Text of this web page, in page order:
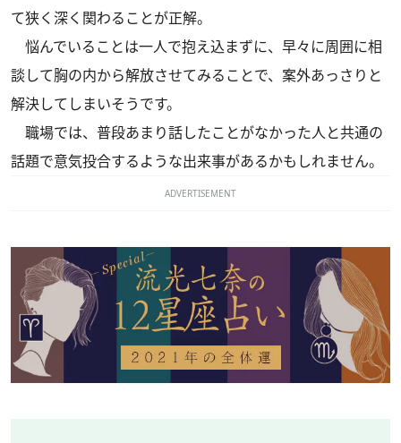
て狭く深く関わることが正解。
悩んでいることは一人で抱え込まずに、早々に周囲に相
談して胸の内から解放させてみることで、案外あっさりと
解決してしまいそうです。
職場では、普段あまり話したことがなかった人と共通の
話題で意気投合するような出来事があるかもしれません。
ADVERTISEMENT